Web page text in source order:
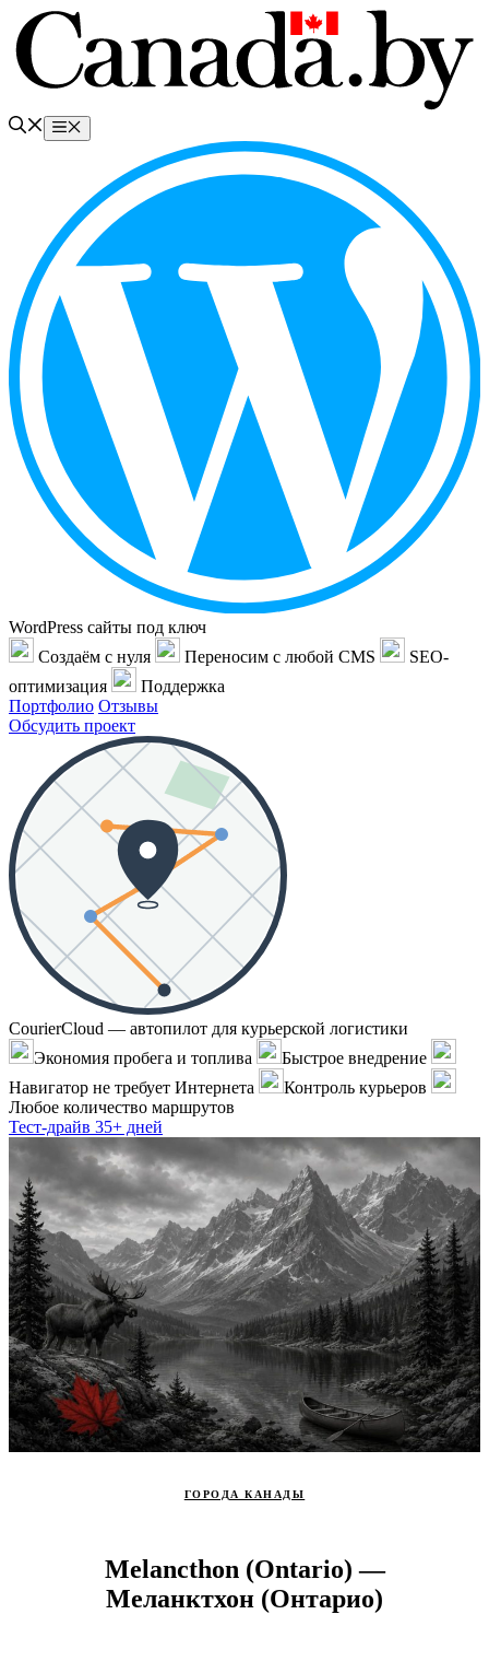
Перейти
содержимому
Меню
WordPress сайты под ключ
Создаём с нуля
Переносим с любой CMS
SEO-
оптимизация
Поддержка
Портфолио Отзывы
Обсудить проект
CourierCloud — автопилот для курьерской логистики
Экономия пробега и топлива
Быстрое внедрение
Навигатор не требует Интернета
Контроль курьеров
Любое количество маршрутов
Тест-драйв 35+ дней
ГОРОДА КАНАДЫ
Melancthon (Ontario) —
Меланктхон (Онтарио)